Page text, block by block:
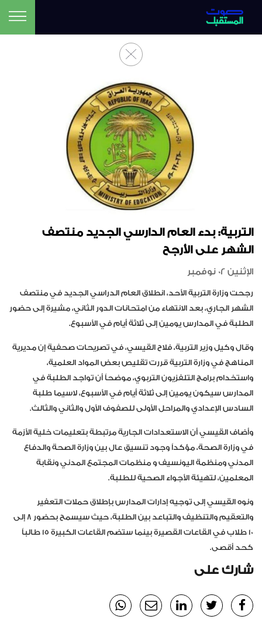
التربية: بدء العام الدارسي الجديد منتصف
الشهر على الأرجح
الإثنين 02 نوفمبر
رجحت وزارة التربية الأحد، انطلاق العام الدراسي الجديد في منتصف
الشهر الجاري، بعد الانتهاء من امتحانات الدور الثاني، مشيرة إلى حضور
الطلبة في المدارس يومين إلى ثلاثة أيام في الأسبوع.
وقال وكيل وزير التربية، فلاح القيسي، في تصريحات صحفية إن مديرية
المناهج في وزارة التربية قررت تقليص بعض المواد العلمية،
واستخدام برامج التلفزيون التربوي، موضحاً أن تواجد الطلبة في
المدارس سيكون يومين إلى ثلاثة أيام في الأسبوع، لاسيما طلبة
السادس الإعدادي والمراحل الأولى للصفوف الأول والثاني والثالث.
وأضاف القيسي أن الاستعدادات الجارية مرتبطة بتعليمات خلية الأزمة
في وزارة الصحة، مؤكداً وجود تنسيق عال بين وزارة الصحة والدفاع
المدني ومنظمة اليونسيف و منظمات المجتمع المدني ونقابة
المعلمين، لتهيئة الأجواء الصحية للطلبة.
ونوه القيسي إلى توجيه إدارات المدارس بإطلاق حملات التعفير
والتعقيم والتنظيف والتباعد بين الطلبة، حيث سيسمح بحضور 8 إلى
10 طلاب في القاعات القصيرة بينما ستضم القاعات الكبيرة 15 طالباً
كحد أقصى.
شارك على